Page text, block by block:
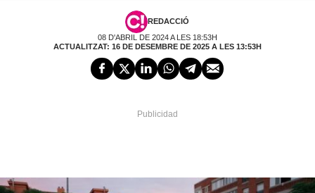
REDACCIÓ
08 D'ABRIL DE 2024 A LES 18:53H
ACTUALITZAT: 16 DE DESEMBRE DE 2025 A LES 13:53H